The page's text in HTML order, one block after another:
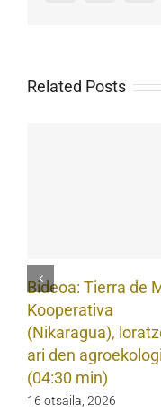
Related Posts
Bideoa: Tierra de
Kooperativa
(Nikaragua),
ari den
(04:30 min)
16 otsaila, 2026